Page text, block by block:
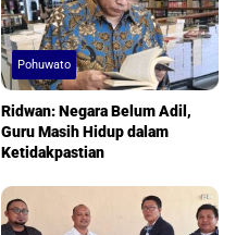
Pohuwato
Ridwan: Negara Belum Adil,
Guru Masih Hidup dalam
Ketidakpastian